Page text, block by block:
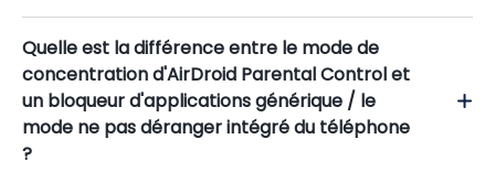
Quelle est la différence entre le mode de
concentration d'AirDroid Parental Control et
un bloqueur d'applications générique / le
mode ne pas déranger intégré du téléphone
?